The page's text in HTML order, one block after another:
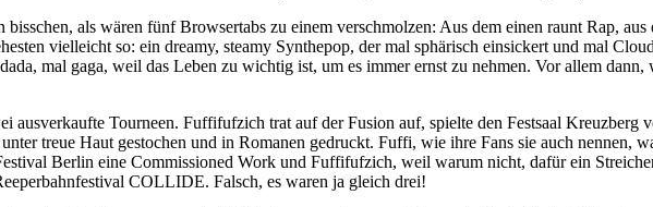
als wären fünf Browsertabs zu einem verschmolzen: Aus dem einen raunt Rap, aus
vielleicht so: ein dreamy, steamy Synthepop, der mal sphärisch einsickert und mal
mal gaga, weil das Leben zu wichtig ist, um es immer ernst zu nehmen. Vor allem
ausverkaufte Tourneen. Fuffifufzich trat auf der Fusion auf, spielte den Festsaal Kreuzberg
treue Haut gestochen und in Romanen gedruckt. Fuffi, wie ihre Fans sie auch nennen,
Berlin eine Commissioned Work und Fuffifufzich, weil warum nicht, dafür ein
COLLIDE. Falsch, es waren ja gleich drei!